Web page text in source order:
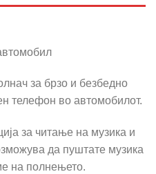
за брзо и безбедно
телефон во автомобилот.
за читање на музика и
да пуштате музика
на полнењето.